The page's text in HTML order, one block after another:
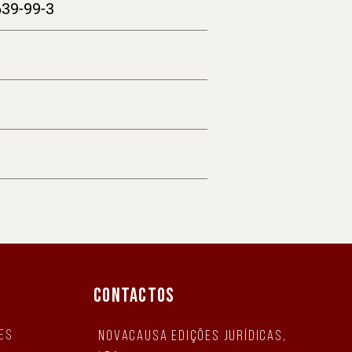
99-3
CONTACTOS
NovaCausa Edições Jurídicas,